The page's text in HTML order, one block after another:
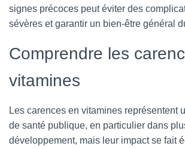
signes précoces peut éviter des
sévères et garantir un bien-être général
Comprendre les
vitamines
Les carences en vitamines représentent
de santé publique, en particulier dans
développement, mais leur impact se fait